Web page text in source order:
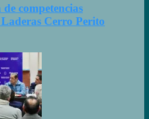
competencias
Cerro Perito